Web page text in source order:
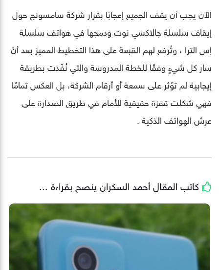
الآن يجب أن يقف الجميع إعجابًا بقرار شركة سامسونج حول
إيقاف سلسلة جالاكسي نوت ودمجها في هواتف سلسلة
إس الترا ، وتُرفع لهم القبعة على هذا التخطيط المميز بعد أنْ
سار كل شيءٍ وفقًا للخطة المدروسة والتي نُفّذت بطريقة
إيجابية لم تؤثر على سمعة أو أرقام الشركة، بل العكس تمامًا
فهي شكلت قفزة حقيقية للأمام في طريق الصدارة على
عرش الهواتف الذكية .
كاتب المقالأحمد السكران ينصح بقراءة ...